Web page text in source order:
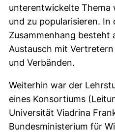
unterentwickelte Thema
und zu popularisieren. In
Zusammenhang besteht
Austausch mit
und Verbänden.
Weiterhin war der
eines Konsortiums
Universität Viadrina
Bundesministerium für